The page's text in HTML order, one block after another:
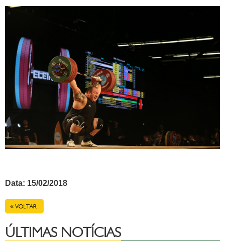
Data: 15/02/2018
Voltar
ÚLTIMAS NOTÍCIAS